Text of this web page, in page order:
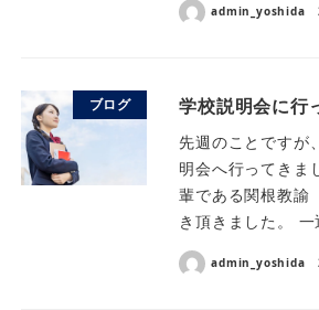
admin_yoshida
ブログ 学校説明会に行
先週のことですが
明会へ行ってきま
輩である関根教諭
き頂きました。
admin_yoshida